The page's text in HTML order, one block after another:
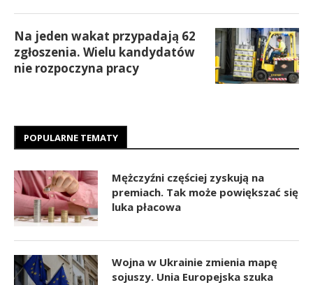
Na jeden wakat przypadają 62
zgłoszenia. Wielu kandydatów
nie rozpoczyna pracy
POPULARNE TEMATY
Mężczyźni częściej zyskują na
premiach. Tak może powiększać się
luka płacowa
Wojna w Ukrainie zmienia mapę
sojuszy. Unia Europejska szuka